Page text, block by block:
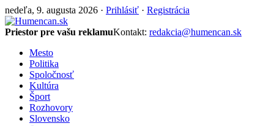
nedeľa, 9. augusta 2026 · Prihlásiť · Registrácia
Priestor pre vašu reklamuKontakt: redakcia@humencan.sk
Mesto
Politika
Spoločnosť
Kultúra
Šport
Rozhovory
Slovensko